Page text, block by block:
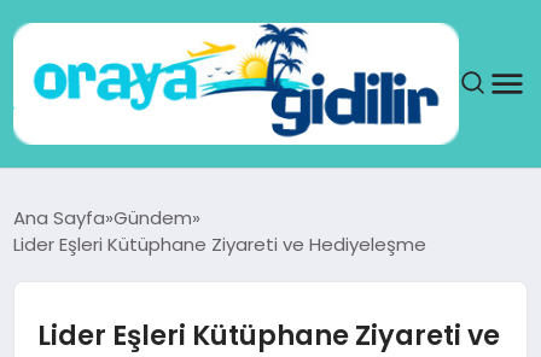
SAĞLIK
DÜNYA
Ana Sayfa Gündem
Lider Eşleri Kütüphane Ziyareti ve Hediyeleşme
Lider Eşleri Kütüphane Ziyareti ve